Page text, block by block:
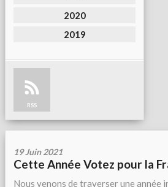
2020
2019
RSS
19 Juin 2021
Cette Année Votez pour la
Nous venons de traverser une année